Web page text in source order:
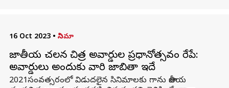
16 Oct 2023 • సినిమా
జాతీయ చలన చిత్ర అవార్డుల ప్రధానోత్సవం రేపే:
అవార్డులు అందుకునే వారి జాబితా ఇదే
2021సంవత్సరంలో విడుదలైన సినిమాలకు గాను జాతీయ